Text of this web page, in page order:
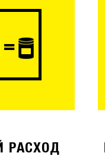
РАСХОД